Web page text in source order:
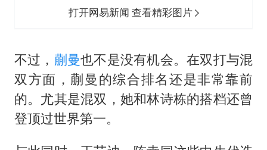
打开网易新闻 查看精彩图片
不过， 蒯曼也不是没有机会。在双打与混
双方面，蒯曼的综合排名还是非常靠前
的。尤其是混双，她和林诗栋的搭档还曾
登顶过世界第一。